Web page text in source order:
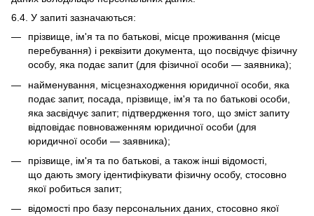
6.4. У запиті зазначаються:
прізвище, ім'я та по батькові, місце проживання (місце
перебування) і реквізити документа, що посвідчує фізичну
особу, яка подає запит (для фізичної особи — заявника);
найменування, місцезнаходження юридичної особи, яка
подає запит, посада, прізвище, ім'я та по батькові особи,
яка засвідчує запит; підтвердження того, що зміст запиту
відповідає повноваженням юридичної особи (для
юридичної особи — заявника);
прізвище, ім'я та по батькові, а також інші відомості,
що дають змогу ідентифікувати фізичну особу, стосовно
якої робиться запит;
відомості про базу персональних даних, стосовно якої